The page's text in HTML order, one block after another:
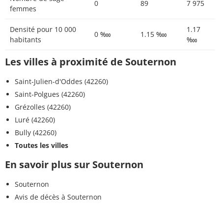
femmes
0 89 7 975
Densité pour 10 000
habitants
0 ‱ 1.15 ‱
1.17
‱
Les villes à proximité de Souternon
Saint-Julien-d'Oddes (42260)
Saint-Polgues (42260)
Grézolles (42260)
Luré (42260)
Bully (42260)
Toutes les villes
En savoir plus sur Souternon
Souternon
Avis de décès à Souternon